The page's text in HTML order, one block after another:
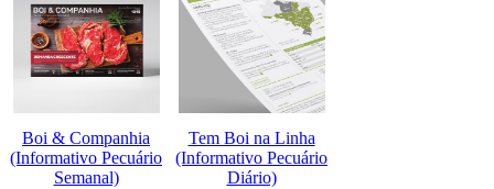
Boi & Companhia
(Informativo Pecuário
Semanal)
Tem Boi na Linha
(Informativo Pecuário
Diário)